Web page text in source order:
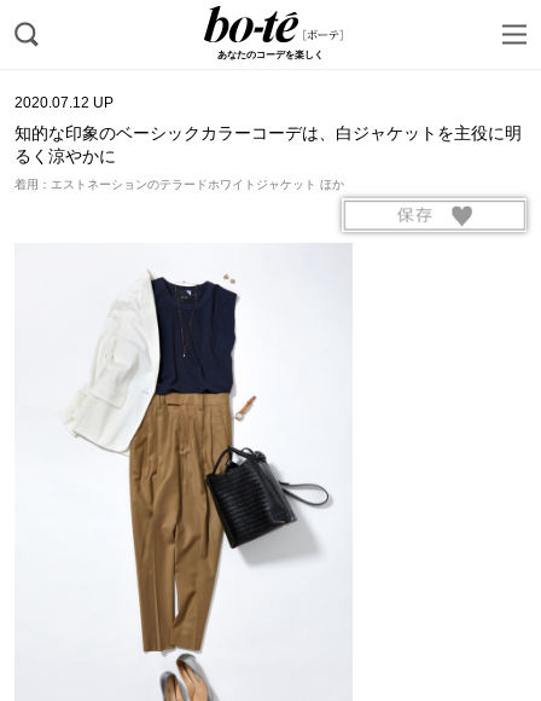
あなたのコーデを楽しく
2020.07.12 UP
知的な印象のベーシックカラーコーデは、白ジャケットを主役に明
るく涼やかに
着用：エストネーションのテラードホワイトジャケット ほか